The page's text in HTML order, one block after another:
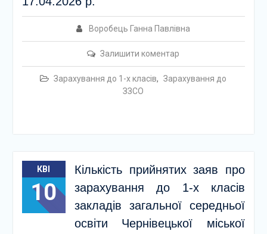
Воробець Ганна Павлівна
Залишити коментар
Зарахування до 1-х класів, Зарахування до
ЗЗСО
КВІ
10
Кількість прийнятих заяв про
зарахування до 1-х класів
закладів загальної середньої
освіти Чернівецької міської